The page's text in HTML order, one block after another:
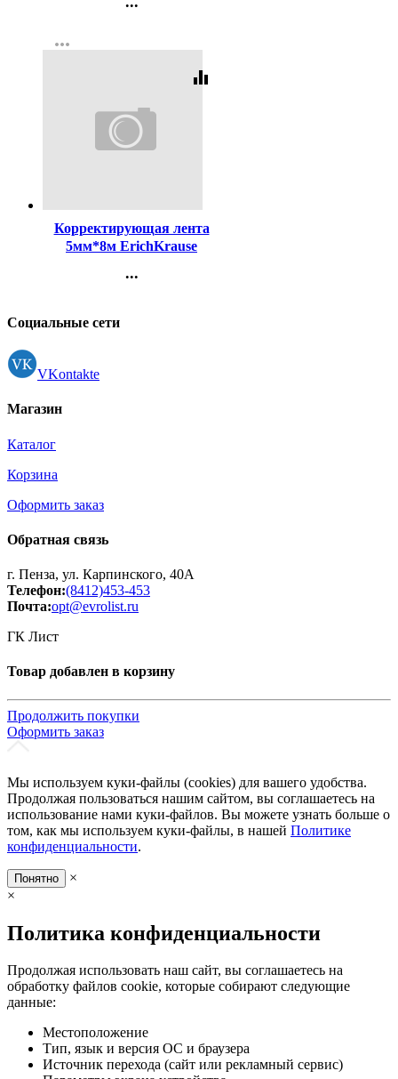
арт.126600
Регистрация
more_horiz
equalizer
Корректирующая лента
5мм*8м ErichKrause
...
Регистрация
Социальные сети
VKontakte
Магазин
Каталог
Корзина
Оформить заказ
Обратная связь
г. Пенза, ул. Карпинского, 40А
Телефон:(8412)453-453
Почта:opt@evrolist.ru
ГК Лист
Товар добавлен в корзину
Продолжить покупки
Оформить заказ
Мы используем куки-файлы (cookies) для вашего удобства.
Продолжая пользоваться нашим сайтом, вы соглашаетесь на
использование нами куки-файлов. Вы можете узнать больше о
том, как мы используем куки-файлы, в нашей Политике
конфиденциальности.
Понятно
×
×
Политика конфиденциальности
Продолжая использовать наш сайт, вы соглашаетесь на
обработку файлов cookie, которые собирают следующие
данные:
Местоположение
Тип, язык и версия ОС и браузера
Источник перехода (сайт или рекламный сервис)